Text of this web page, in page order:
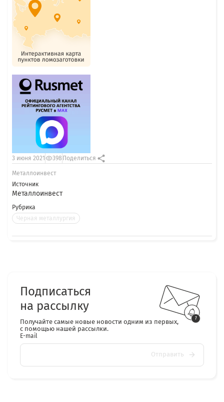
Источник
Металлоинвест
Рубрика
Черная металлургия
3 июня 2021 398 Поделиться
Металлоинвест
Подписаться
на рассылку
Получайте самые новые новости одним из первых,
с помощью нашей рассылки.
E-mail
Отправить